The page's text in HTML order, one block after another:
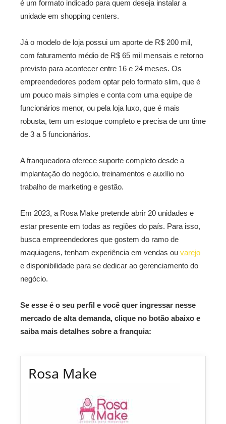
é um formato indicado para quem deseja instalar a
unidade em shopping centers.
Já o modelo de loja possui um aporte de R$ 200 mil,
com faturamento médio de R$ 65 mil mensais e retorno
previsto para acontecer entre 16 e 24 meses. Os
empreendedores podem optar pelo formato slim, que é
um pouco mais simples e conta com uma equipe de
funcionários menor, ou pela loja luxo, que é mais
robusta, tem um estoque completo e precisa de um time
de 3 a 5 funcionários.
A franqueadora oferece suporte completo desde a
implantação do negócio, treinamentos e auxílio no
trabalho de marketing e gestão.
Em 2023, a Rosa Make pretende abrir 20 unidades e
estar presente em todas as regiões do país. Para isso,
busca empreendedores que gostem do ramo de
maquiagens, tenham experiência em vendas ou varejo
e disponibilidade para se dedicar ao gerenciamento do
negócio.
Se esse é o seu perfil e você quer ingressar nesse
mercado de alta demanda, clique no botão abaixo e
saiba mais detalhes sobre a franquia:
Rosa Make